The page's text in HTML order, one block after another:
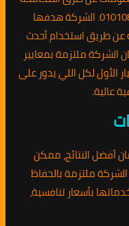
المتاحة، ممكن تتصل على الرقم 01010891953. الشركة هدفها
عن طريق استخدام أحدث
الشركة ملتزمة بمعايير
الأول لكل اللي يدور على
عالية.
أفضل النتائج، ممكن
وبما إن الشركة ملتزمة بالحفاظ
بأسعار تنافسية،